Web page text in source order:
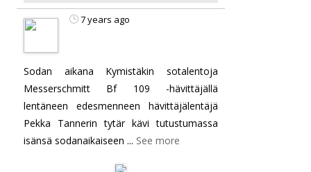
7 years ago
Sodan aikana Kymistäkin sotalentoja
Messerschmitt Bf 109 -hävittäjällä
lentäneen edesmenneen hävittäjälentäjä
Pekka Tannerin tytär kävi tutustumassa
isänsä sodanaikaiseen ... See more